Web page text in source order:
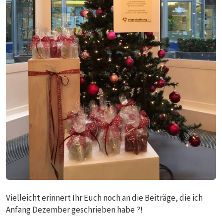
Vielleicht erinnert Ihr Euch noch an die Beiträge, die ich
Anfang Dezember geschrieben habe ?!